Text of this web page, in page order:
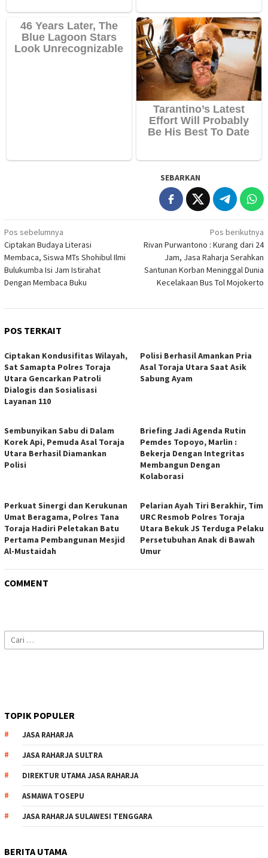
SEBARKAN
Navigasi
pos
Pos sebelumnya
Ciptakan Budaya Literasi
Membaca, Siswa MTs Shohibul Ilmi
Bulukumba Isi Jam Istirahat
Dengan Membaca Buku
Pos berikutnya
Rivan Purwantono : Kurang dari 24
Jam, Jasa Raharja Serahkan
Santunan Korban Meninggal Dunia
Kecelakaan Bus Tol Mojokerto
POS TERKAIT
Ciptakan Kondusifitas Wilayah,
Sat Samapta Polres Toraja
Utara Gencarkan Patroli
Dialogis dan Sosialisasi
Layanan 110
Polisi Berhasil Amankan Pria
Asal Toraja Utara Saat Asik
Sabung Ayam
Sembunyikan Sabu di Dalam
Korek Api, Pemuda Asal Toraja
Utara Berhasil Diamankan
Polisi
Briefing Jadi Agenda Rutin
Pemdes Topoyo, Marlin :
Bekerja Dengan Integritas
Membangun Dengan
Kolaborasi
Perkuat Sinergi dan Kerukunan
Umat Beragama, Polres Tana
Toraja Hadiri Peletakan Batu
Pertama Pembangunan Mesjid
Al-Mustaidah
Pelarian Ayah Tiri Berakhir, Tim
URC Resmob Polres Toraja
Utara Bekuk JS Terduga Pelaku
Persetubuhan Anak di Bawah
Umur
COMMENT
Cari
untuk:
TOPIK POPULER
JASA RAHARJA
JASA RAHARJA SULTRA
DIREKTUR UTAMA JASA RAHARJA
ASMAWA TOSEPU
JASA RAHARJA SULAWESI TENGGARA
BERITA UTAMA